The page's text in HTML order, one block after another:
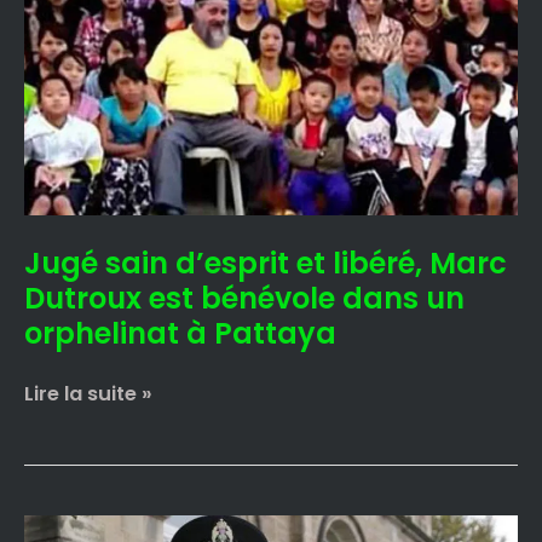
Jugé sain d’esprit et libéré, Marc
Dutroux est bénévole dans un
orphelinat à Pattaya
d’esprit
et
libéré,
Marc
Dutroux
est
bénévole
un
orphelinat
à
Pattaya
Lire la suite »
« Il